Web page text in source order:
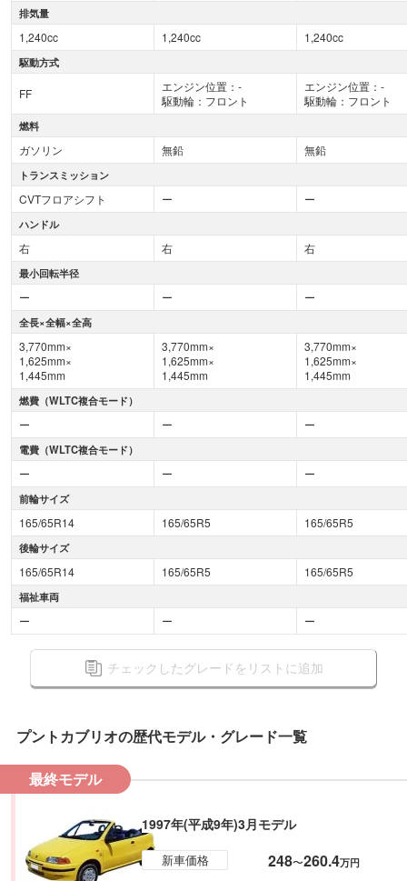
排気量
1,240cc 1,240cc 1,240cc
駆動方式
FF
エンジン位置：-
駆動輪：フロント
エンジン位置：-
駆動輪：フロント
燃料
ガソリン 無鉛 無鉛
トランスミッション
CVTフロアシフト ー ー
ハンドル
右 右 右
最小回転半径
ー ー ー
全長×全幅×全高
3,770mm×
1,625mm×
1,445mm
3,770mm×
1,625mm×
1,445mm
3,770mm×
1,625mm×
1,445mm
燃費（WLTC複合モード）
ー ー ー
電費（WLTC複合モード）
ー ー ー
前輪サイズ
165/65R14 165/65R5 165/65R5
後輪サイズ
165/65R14 165/65R5 165/65R5
福祉車両
ー ー ー
チェックしたグレードをリストに追加
プントカブリオの歴代モデル・グレード一覧
最終モデル
1997年(平成9年)3月モデル
新車価格 248〜260.4万円